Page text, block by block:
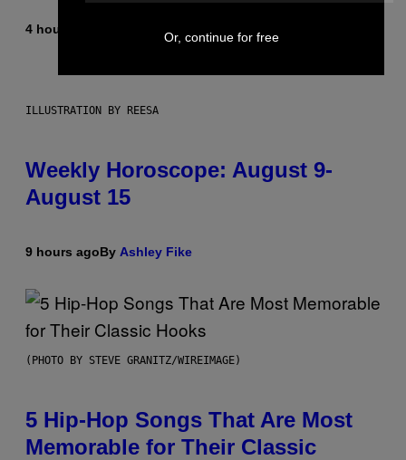
4 hours ago
ILLUSTRATION BY REESA
Weekly Horoscope: August 9-
August 15
9 hours agoBy Ashley Fike
(PHOTO BY STEVE GRANITZ/WIREIMAGE)
5 Hip-Hop Songs That Are Most
Memorable for Their Classic
Or, continue for free